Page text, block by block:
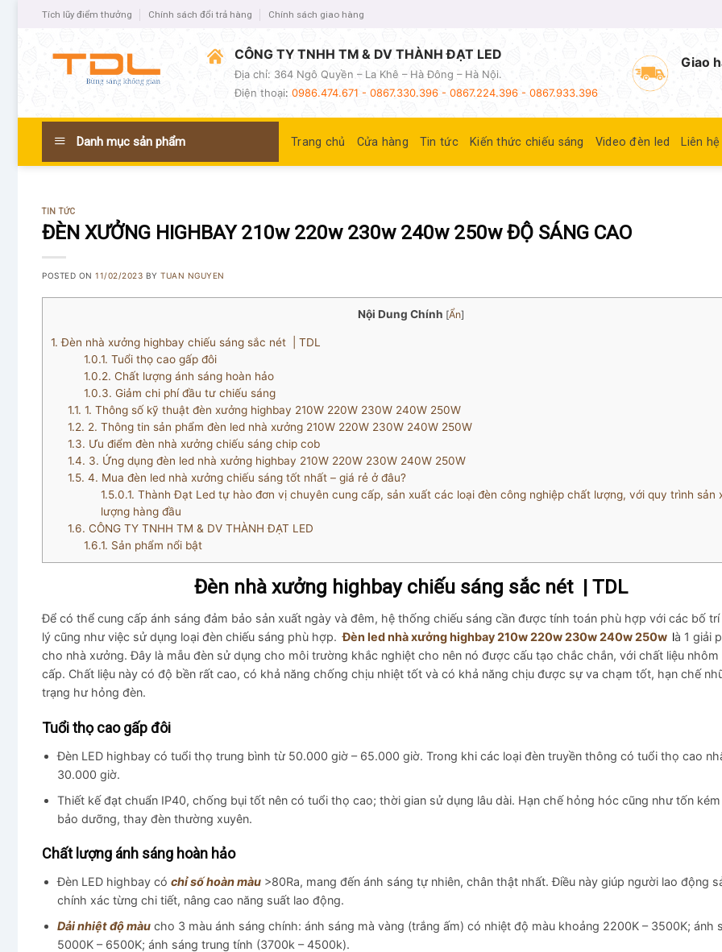
Tích lũy điểm thưởng Chính sách đổi trả hàng Chính sách giao hàng
CÔNG TY TNHH TM & DV THÀNH ĐẠT LED
Địa chỉ: 364 Ngô Quyền – La Khê – Hà Đông – Hà Nội.
Điện thoại: 0986.474.671 - 0867.330.396 - 0867.224.396 - 0867.933.396
Giao
Danh mục sản phẩm Trang chủ Cửa hàng Tin tức Kiến thức chiếu sáng Video đèn led Liên hệ
TIN TỨC
ĐÈN XƯỞNG HIGHBAY 210w 220w 230w 240w 250w ĐỘ SÁNG CAO
POSTED ON11/02/2023 BYTUAN NGUYEN
Nội Dung Chính [Ẩn]
1. Đèn nhà xưởng highbay chiếu sáng sắc nét | TDL
1.0.1. Tuổi thọ cao gấp đôi
1.0.2. Chất lượng ánh sáng hoàn hảo
1.0.3. Giảm chi phí đầu tư chiếu sáng
1.1. 1. Thông số kỹ thuật đèn xưởng highbay 210W 220W 230W 240W 250W
1.2. 2. Thông tin sản phẩm đèn led nhà xưởng 210W 220W 230W 240W 250W
1.3. Ưu điểm đèn nhà xưởng chiếu sáng chip cob
1.4. 3. Ứng dụng đèn led nhà xưởng highbay 210W 220W 230W 240W 250W
1.5. 4. Mua đèn led nhà xưởng chiếu sáng tốt nhất – giá rẻ ở đâu?
1.5.0.1. Thành Đạt Led tự hào đơn vị chuyên cung cấp, sản xuất các loại đèn công nghiệp chất lượng, với quy trình sản
lượng hàng đầu
1.6. CÔNG TY TNHH TM & DV THÀNH ĐẠT LED
1.6.1. Sản phẩm nổi bật
Đèn nhà xưởng highbay chiếu sáng sắc nét | TDL
Để có thể cung cấp ánh sáng đảm bảo sản xuất ngày và đêm, hệ thống chiếu sáng cần được tính toán phù hợp với các bố
lý cũng như việc sử dụng loại đèn chiếu sáng phù hợp. Đèn led nhà xưởng highbay 210w 220w 230w 240w 250w là 1 giải
cho nhà xưởng. Đây là mẫu đèn sử dụng cho môi trường khắc nghiệt cho nên nó được cấu tạo chắc chắn, với chất liệu nhôm
cấp. Chất liệu này có độ bền rất cao, có khả năng chống chịu nhiệt tốt và có khả năng chịu được sự va chạm tốt, hạn chế
trạng hư hỏng đèn.
Tuổi thọ cao gấp đôi
Đèn LED highbay có tuổi thọ trung bình từ 50.000 giờ – 65.000 giờ. Trong khi các loại đèn truyền thông có tuổi thọ cao
30.000 giờ.
Thiết kế đạt chuẩn IP40, chống bụi tốt nên có tuổi thọ cao; thời gian sử dụng lâu dài. Hạn chế hỏng hóc cũng như tốn
bảo dưỡng, thay đèn thường xuyên.
Chất lượng ánh sáng hoàn hảo
Đèn LED highbay có chỉ số hoàn màu>80Ra, mang đến ánh sáng tự nhiên, chân thật nhất. Điều này giúp người lao động
chính xác từng chi tiết, nâng cao năng suất lao động.
Dải nhiệt độ màucho 3 màu ánh sáng chính: ánh sáng mà vàng (trắng ấm) có nhiệt độ màu khoảng 2200K – 3500K; ánh
5000K – 6500K; ánh sáng trung tính (3700k – 4500k).